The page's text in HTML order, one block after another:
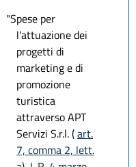
"Spese per
l'attuazione dei
progetti di
marketing e di
promozione
turistica
attraverso APT
Servizi S.r.l. (art.
7, comma 2, lett.